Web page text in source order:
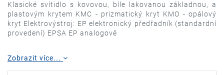
Klasické svítidlo s kovovou, bíle lakovanou základnou, a
plastovým krytem KMC - prizmatický kryt KMO - opálový
kryt Elektrovýstroj: EP elektronický předřadník (standardní
provedení) EPSA EP analogově
Zobrazit více...